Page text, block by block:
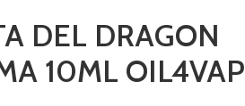
DEL DRAGON
10ML OIL4VAP